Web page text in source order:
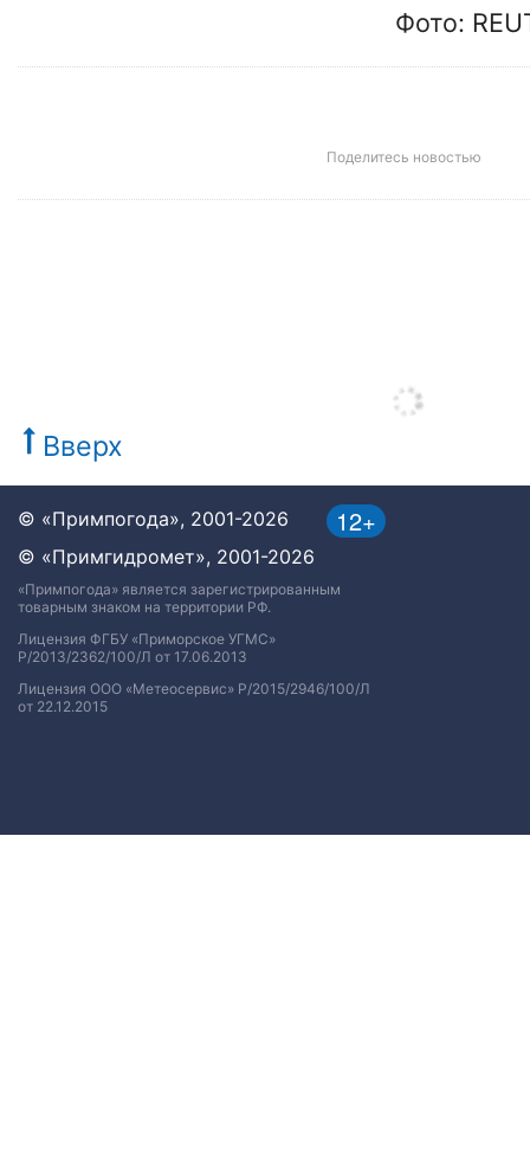
Фото:
Поделитесь новостью
Вверх
12+
© «Примпогода», 2001-2026
© «Примгидромет», 2001-2026
«Примпогода» является зарегистрированным
товарным знаком на территории РФ.
Лицензия ФГБУ «Приморское УГМС»
Р/2013/2362/100/Л от 17.06.2013
Лицензия ООО «Метеосервис» Р/2015/2946/100/Л
от 22.12.2015